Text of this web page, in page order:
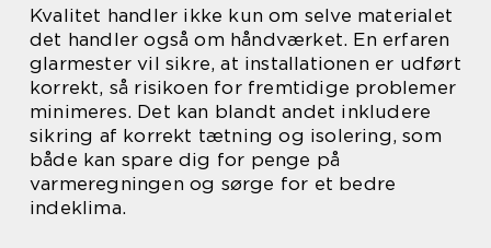
Kvalitet handler ikke kun om selve materialet
det handler også om håndværket. En erfaren
glarmester vil sikre, at installationen er udført
korrekt, så risikoen for fremtidige problemer
minimeres. Det kan blandt andet inkludere
sikring af korrekt tætning og isolering, som
både kan spare dig for penge på
varmeregningen og sørge for et bedre
indeklima.